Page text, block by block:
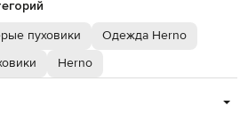
пуховики
Одежда Herno
Herno